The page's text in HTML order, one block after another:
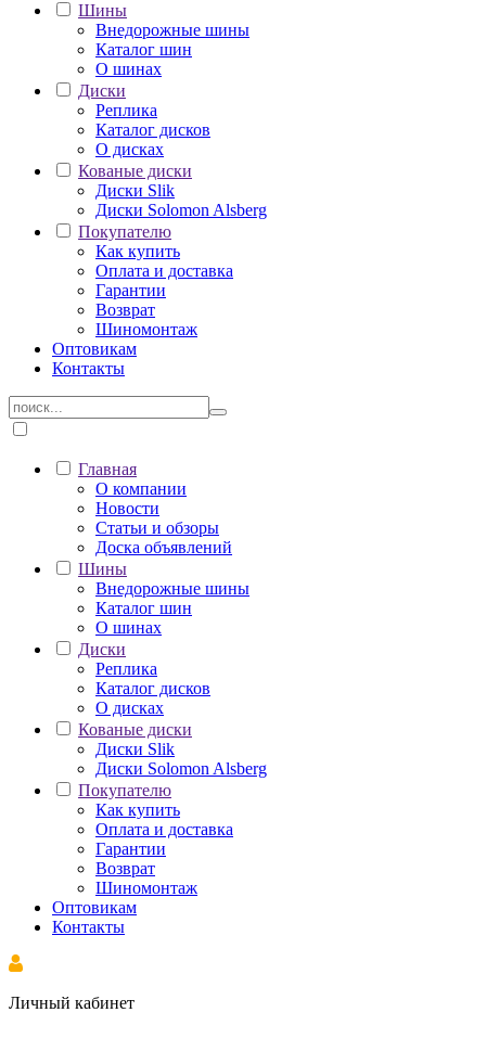
Шины
Внедорожные шины
Каталог шин
О шинах
Диски
Реплика
Каталог дисков
О дисках
Кованые диски
Диски Slik
Диски Solomon Alsberg
Покупателю
Как купить
Оплата и доставка
Гарантии
Возврат
Шиномонтаж
Оптовикам
Контакты
Главная
О компании
Новости
Статьи и обзоры
Доска объявлений
Шины
Внедорожные шины
Каталог шин
О шинах
Диски
Реплика
Каталог дисков
О дисках
Кованые диски
Диски Slik
Диски Solomon Alsberg
Покупателю
Как купить
Оплата и доставка
Гарантии
Возврат
Шиномонтаж
Оптовикам
Контакты
Личный кабинет